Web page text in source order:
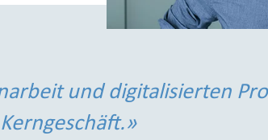
und digitalisierten